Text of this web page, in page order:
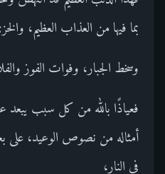
بما فيها من العذاب العظيم،
وسخط الجبار، وفوات الفوز
فعياذًا بالله من كل سبب يبعد
أمثاله من نصوص الوعيد، على
في النار،